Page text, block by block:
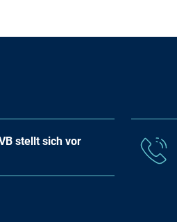
stellt sich vor